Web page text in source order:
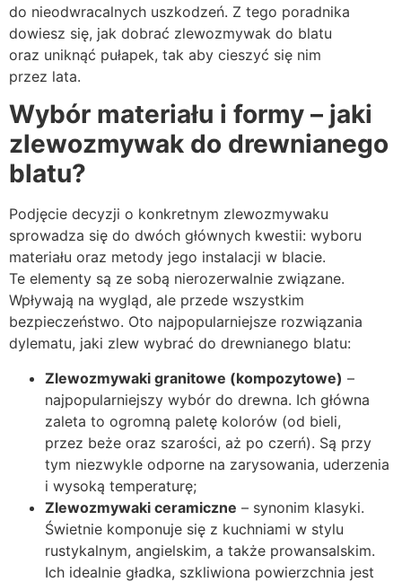
do nieodwracalnych uszkodzeń. Z tego poradnika
dowiesz się, jak dobrać zlewozmywak do blatu
oraz uniknąć pułapek, tak aby cieszyć się nim
przez lata.
Wybór materiału i formy – jaki
zlewozmywak do drewnianego
blatu?
Podjęcie decyzji o konkretnym zlewozmywaku
sprowadza się do dwóch głównych kwestii: wyboru
materiału oraz metody jego instalacji w blacie.
Te elementy są ze sobą nierozerwalnie związane.
Wpływają na wygląd, ale przede wszystkim
bezpieczeństwo. Oto najpopularniejsze rozwiązania
dylematu, jaki zlew wybrać do drewnianego blatu:
Zlewozmywaki granitowe (kompozytowe) –
najpopularniejszy wybór do drewna. Ich główna
zaleta to ogromną paletę kolorów (od bieli,
przez beże oraz szarości, aż po czerń). Są przy
tym niezwykle odporne na zarysowania, uderzenia
i wysoką temperaturę;
Zlewozmywaki ceramiczne – synonim klasyki.
Świetnie komponuje się z kuchniami w stylu
rustykalnym, angielskim, a także prowansalskim.
Ich idealnie gładka, szkliwiona powierzchnia jest